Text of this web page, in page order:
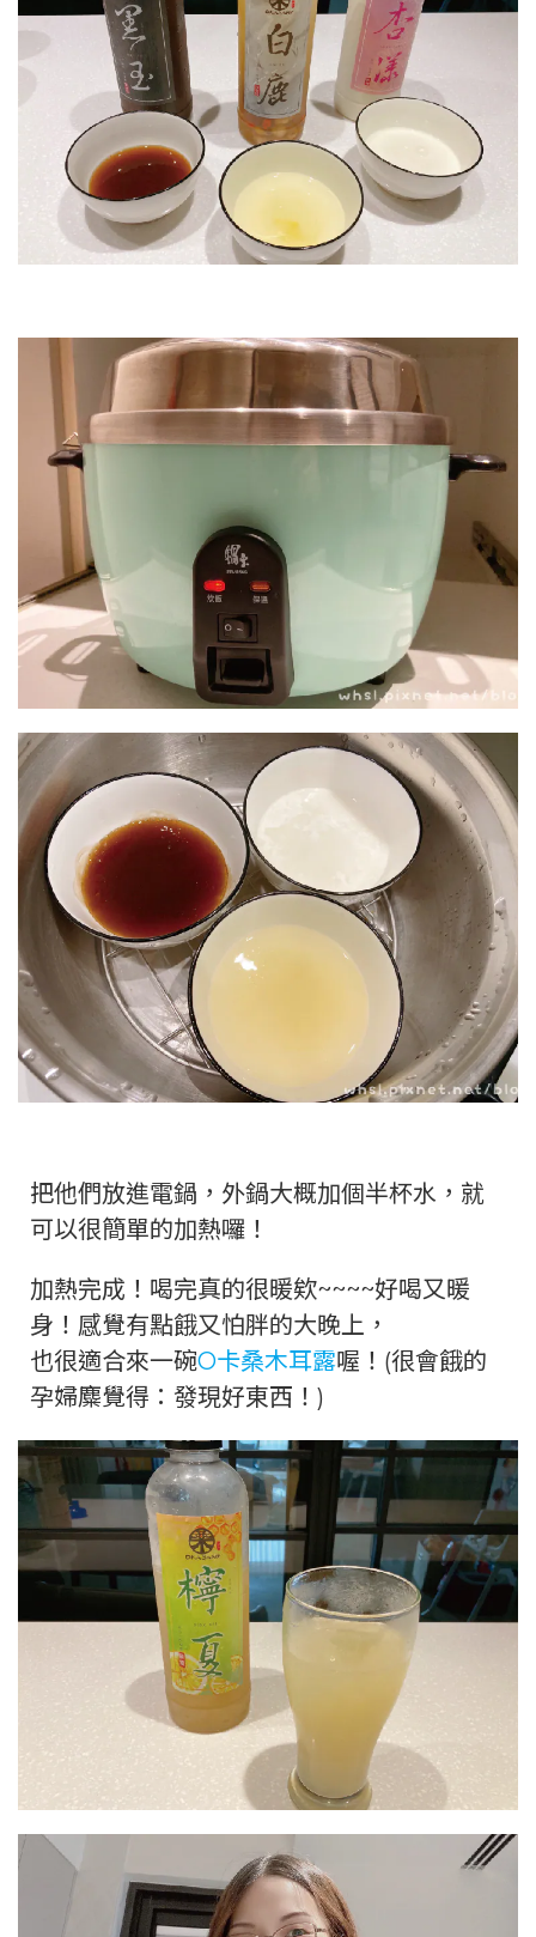
把他們放進電鍋，外鍋大概加個半杯水，就
可以很簡單的加熱囉！
加熱完成！喝完真的很暖欸~~~~好喝又暖
身！感覺有點餓又怕胖的大晚上，
也很適合來一碗O卡桑木耳露喔！(很會餓的
孕婦麋覺得：發現好東西！)